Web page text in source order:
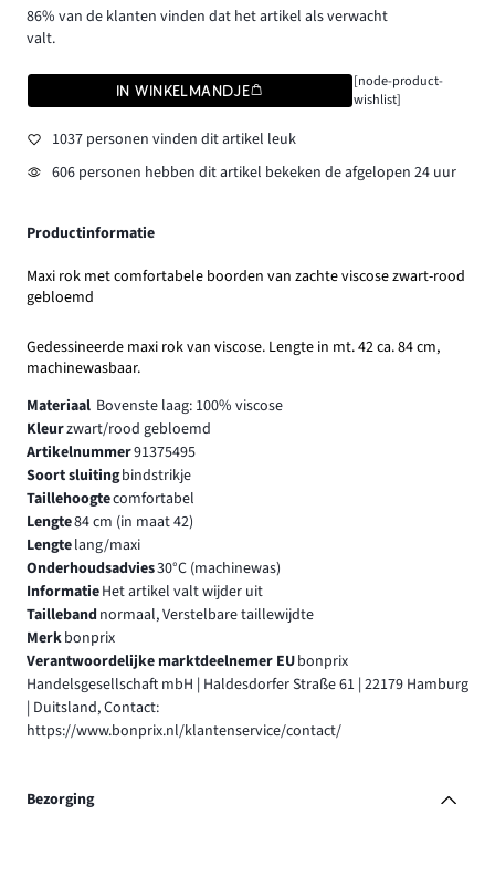
86% van de klanten vinden dat het artikel als verwacht
valt.
IN WINKELMANDJE
[node-product-
wishlist]
1037 personen vinden dit artikel leuk
606 personen hebben dit artikel bekeken de afgelopen 24 uur
Productinformatie
Maxi rok met comfortabele boorden van zachte viscose zwart-rood
gebloemd
Gedessineerde maxi rok van viscose. Lengte in mt. 42 ca. 84 cm,
machinewasbaar.
Materiaal Bovenste laag: 100% viscose
Kleurzwart/rood gebloemd
Artikelnummer91375495
Soort sluitingbindstrikje
Taillehoogtecomfortabel
Lengte84 cm (in maat 42)
Lengtelang/maxi
Onderhoudsadvies30°C (machinewas)
InformatieHet artikel valt wijder uit
Taillebandnormaal, Verstelbare taillewijdte
Merkbonprix
Verantwoordelijke marktdeelnemer EUbonprix
Handelsgesellschaft mbH | Haldesdorfer Straße 61 | 22179 Hamburg
| Duitsland, Contact:
https://www.bonprix.nl/klantenservice/contact/
Bezorging